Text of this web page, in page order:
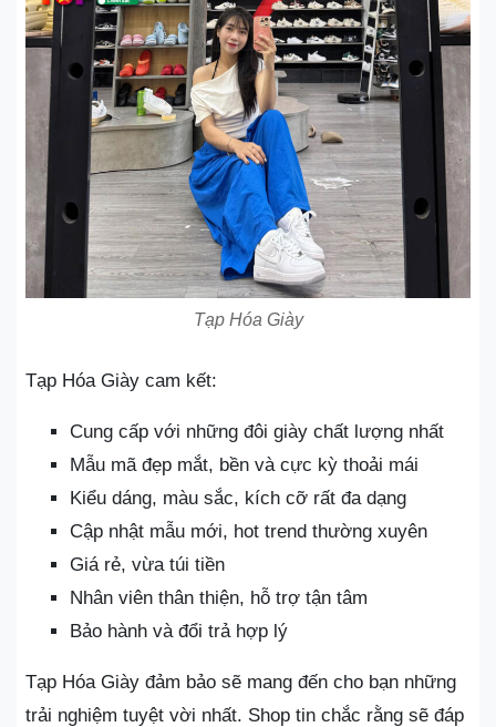
Tạp Hóa Giày
Tạp Hóa Giày cam kết:
Cung cấp với những đôi giày chất lượng nhất
Mẫu mã đẹp mắt, bền và cực kỳ thoải mái
Kiểu dáng, màu sắc, kích cỡ rất đa dạng
Cập nhật mẫu mới, hot trend thường xuyên
Giá rẻ, vừa túi tiền
Nhân viên thân thiện, hỗ trợ tận tâm
Bảo hành và đổi trả hợp lý
Tạp Hóa Giày đảm bảo sẽ mang đến cho bạn những
trải nghiệm tuyệt vời nhất. Shop tin chắc rằng sẽ đáp